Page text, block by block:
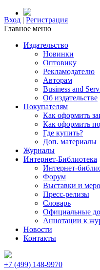
Вход | Регистрация
Главное меню
Издательство
Новинки
Оптовику
Рекламодателю
Авторам
Business and
Об издательстве
Покупателям
Как оформить
Как оформить
Где купить?
Доп. материалы
Журналы
Интернет-Библиотека
Интернет-
Форум
Выставки и
Пресс-релизы
Словарь
Официальные
Аннотации к
Новости
Контакты
+7 (499) 148-9970